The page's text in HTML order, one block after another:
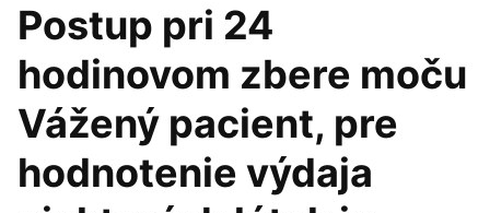
Postup pri 24
hodinovom zbere moču
Vážený pacient, pre
hodnotenie výdaja